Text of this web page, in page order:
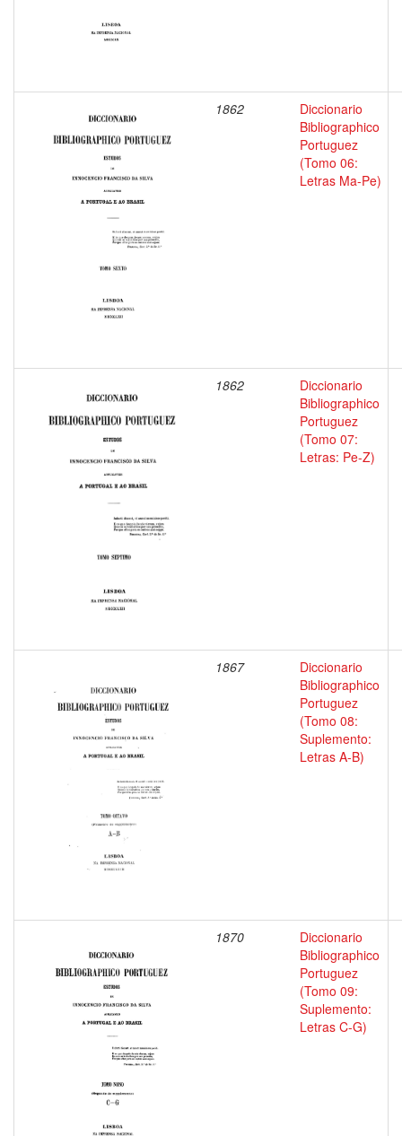
1862
Diccionario
Bibliographico
Portuguez
(Tomo 06:
Letras Ma-Pe)
1862
Diccionario
Bibliographico
Portuguez
(Tomo 07:
Letras: Pe-Z)
1867
Diccionario
Bibliographico
Portuguez
(Tomo 08:
Suplemento:
Letras A-B)
1870
Diccionario
Bibliographico
Portuguez
(Tomo 09:
Suplemento:
Letras C-G)